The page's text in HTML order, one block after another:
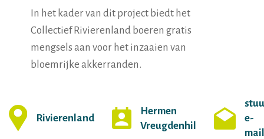
In het kader van dit project biedt het
Collectief Rivierenland boeren gratis
mengsels aan voor het inzaaien van
bloemrijke akkerranden.
Rivierenland
Hermen
Vreugdenhil
e-
mail